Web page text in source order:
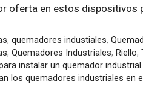
oferta en estos dispositivos
,quemadores industiales,
,Quemadores Industriales, Riello,
instalar un quemador industrial
los quemadores industriales en